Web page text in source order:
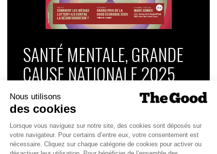
SANTÉ MENTALE, GRANDE
CAUSE NATIONALE 2025
Dans ce numéro, enquête : Comment les
médias luttent-ils contre la désinformation ? |
Palmarès complet du Grand Prix de la Good
Économie 2025 | La grande interview de Marc
Gomes, CEO France & Chief People Officer